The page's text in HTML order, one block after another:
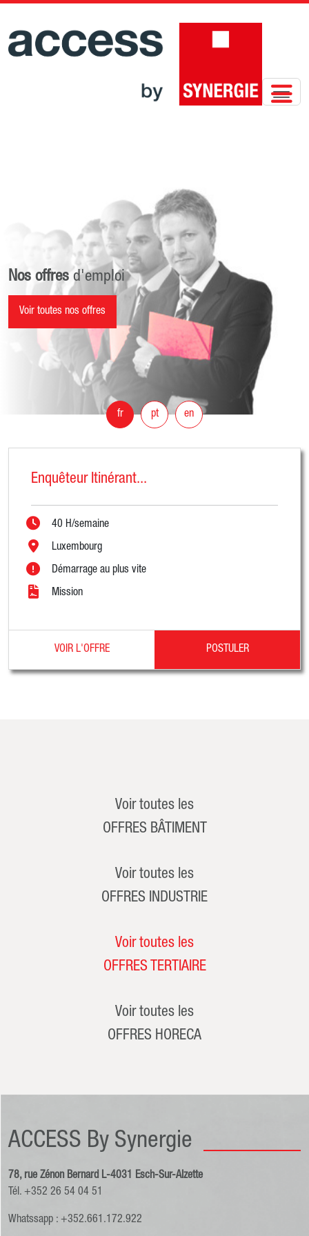
Nos offres d'emploi
Voir toutes nos offres
fr pt en
Enquêteur Itinérant...
40 H/semaine
Luxembourg
Démarrage au plus vite
Mission
VOIR L'OFFRE POSTULER
Voir toutes les
OFFRES BÂTIMENT
Voir toutes les
OFFRES INDUSTRIE
Voir toutes les
OFFRES TERTIAIRE
Voir toutes les
OFFRES HORECA
ACCESS By Synergie
78, rue Zénon Bernard L-4031 Esch-Sur-Alzette
Tél. +352 26 54 04 51
Whatssapp : +352.661.172.922